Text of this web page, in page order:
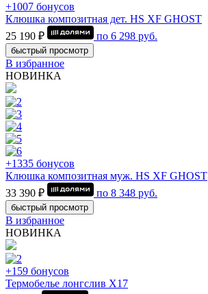
+1007 бонусов
Клюшка композитная дет. HS XF GHOST
25 190 ₽
по 6 298 руб.
быстрый просмотр
В избранное
НОВИНКА
+1335 бонусов
Клюшка композитная муж. HS XF GHOST
33 390 ₽
по 8 348 руб.
быстрый просмотр
В избранное
НОВИНКА
+159 бонусов
Термобелье лонгслив Х17